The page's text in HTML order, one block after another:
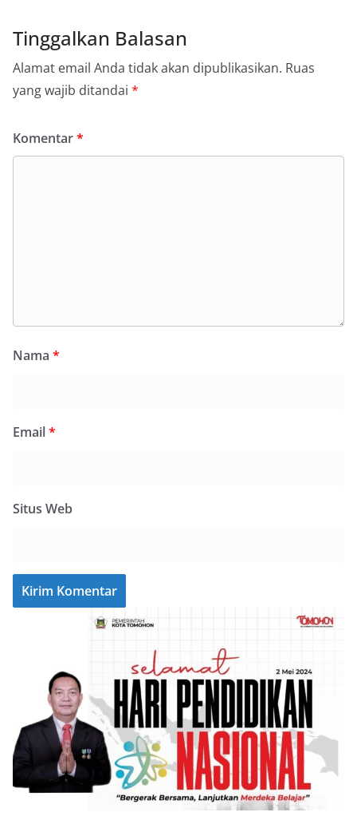
Tinggalkan Balasan
Alamat email Anda tidak akan dipublikasikan. Ruas
yang wajib ditandai *
Komentar*
Nama *
Email*
Situs Web